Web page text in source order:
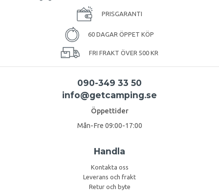
PRISGARANTI
60 DAGAR ÖPPET KÖP
FRI FRAKT ÖVER 500 KR
090-349 33 50
info@getcamping.se
Öppettider
Mån-Fre 09:00-17:00
Handla
Kontakta oss
Leverans och frakt
Retur och byte